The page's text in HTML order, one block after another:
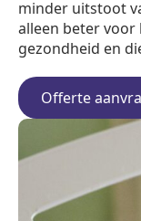
minder uitstoot
alleen beter
gezondheid en
Offerte